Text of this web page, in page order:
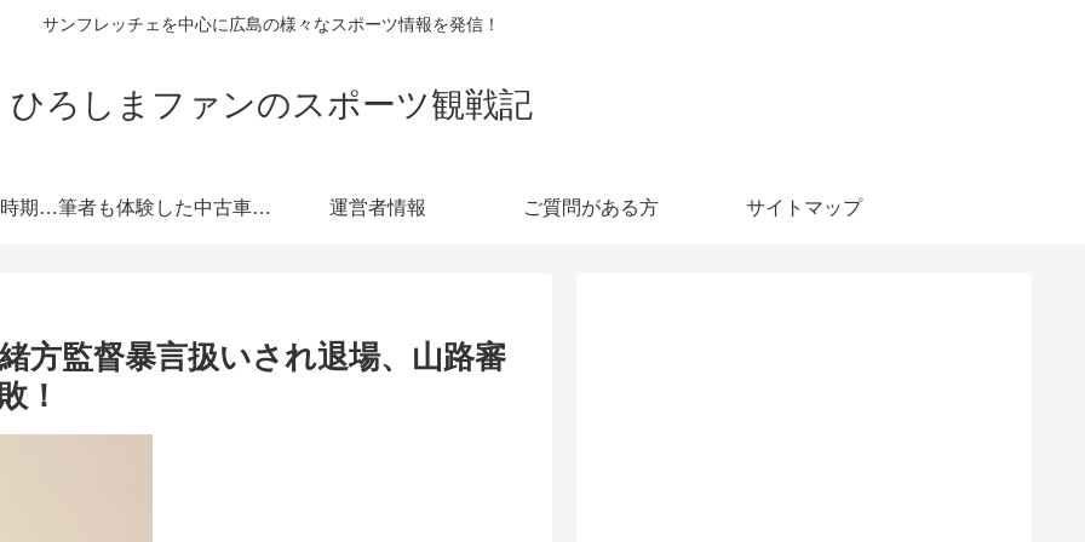
サンフレッチェを中心に広島の様々なスポーツ情報を発信！
ひろしまファンのスポーツ観戦記
自動車保険の更新時期にご注意！危険度が高くなる！忘れると等級にも響きます！ 筆者も体験した中古車情報・トヨタ・軽自動車 広島査定実戦編！ 運営者情報 ご質問がある方 サイトマップ
方監督暴言扱いされ退場、山路審
！